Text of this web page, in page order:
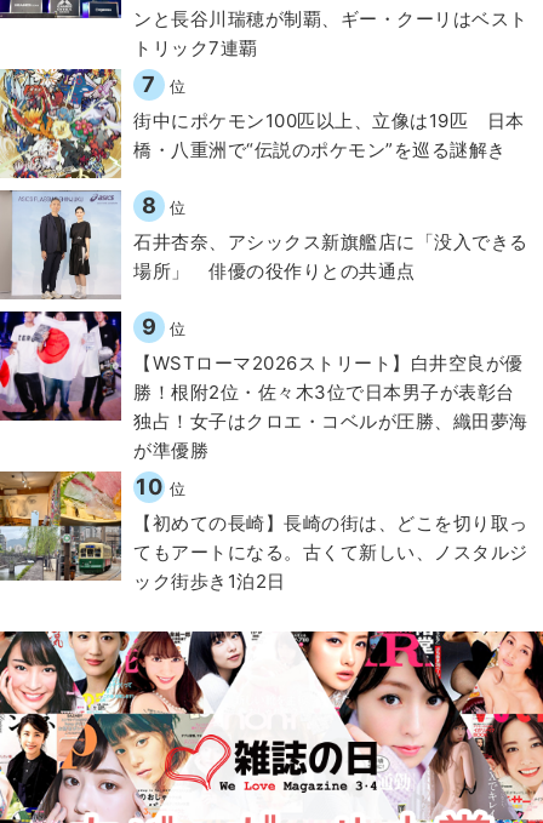
ンと長谷川瑞穂が制覇、ギー・クーリはベスト
トリック7連覇
7 位
街中にポケモン100匹以上、立像は19匹 日本
橋・八重洲で“伝説のポケモン”を巡る謎解き
8 位
石井杏奈、アシックス新旗艦店に「没入できる
場所」 俳優の役作りとの共通点
9 位
【WSTローマ2026ストリート】白井空良が優
勝！根附2位・佐々木3位で日本男子が表彰台
独占！女子はクロエ・コベルが圧勝、織田夢海
が準優勝
10 位
【初めての長崎】長崎の街は、どこを切り取っ
てもアートになる。古くて新しい、ノスタルジ
ック街歩き1泊2日